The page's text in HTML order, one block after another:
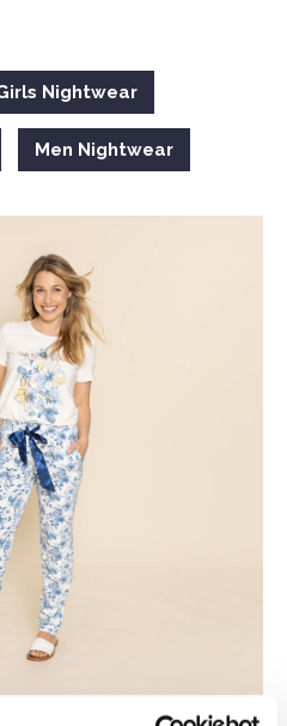
Nightwear
Men Nightwear
prints